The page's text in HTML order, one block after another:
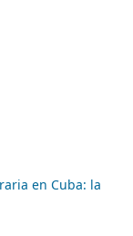
en Cuba: la